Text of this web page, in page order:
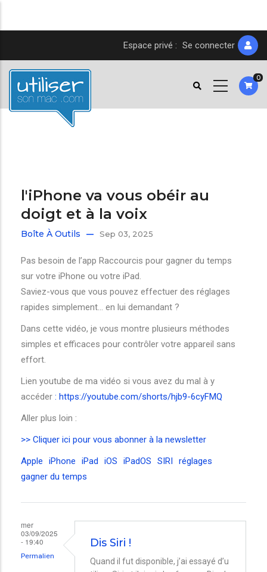
contenu
principal
Espace privé : Se connecter
0
l'iPhone va vous obéir au
doigt et à la voix
Boîte À Outils Sep 03, 2025
Pas besoin de l’app Raccourcis pour gagner du temps
sur votre iPhone ou votre iPad.
Saviez-vous que vous pouvez effectuer des réglages
rapides simplement… en lui demandant ?
Dans cette vidéo, je vous montre plusieurs méthodes
simples et efficaces pour contrôler votre appareil sans
effort.
Lien youtube de ma vidéo si vous avez du mal à y
accéder : https://youtube.com/shorts/hjb9-6cyFMQ
Aller plus loin :
>> Cliquer ici pour vous abonner à la newsletter
Apple
iPhone iPad iOS iPadOS SIRI
réglages
gagner du temps
mer
03/09/2025
- 19:40
Permalien
Dis Siri !
Quand il fut disponible, j’ai essayé d’u